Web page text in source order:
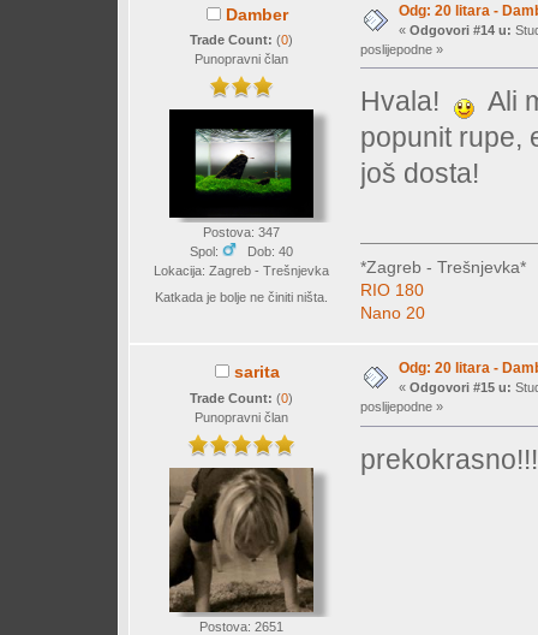
Damber
Trade Count: (0)
Punopravni član
Postova: 347
Spol:
Dob: 40
Lokacija: Zagreb - Trešnjevka
Katkada je bolje ne činiti ništa.
Odg: 20 litara -
« Odgovori #14 u:
poslijepodne »
Hvala!
Ali
popunit rupe,
još dosta!
*Zagreb - Trešnjevka*
RIO 180
Nano 20
sarita
Trade Count: (0)
Punopravni član
Postova: 2651
Odg: 20 litara -
« Odgovori #15 u:
poslijepodne »